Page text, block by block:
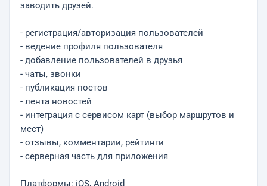
заводить друзей.
- регистрация/авторизация пользователей
- ведение профиля пользователя
- добавление пользователей в друзья
- чаты, звонки
- публикация постов
- лента новостей
- интеграция с сервисом карт (выбор маршрутов и
мест)
- отзывы, комментарии, рейтинги
- серверная часть для приложения
Платформы: iOS, Android